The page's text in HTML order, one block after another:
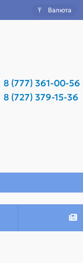
₸ Валюта
8 (777) 361-00-56
8 (727) 379-15-36